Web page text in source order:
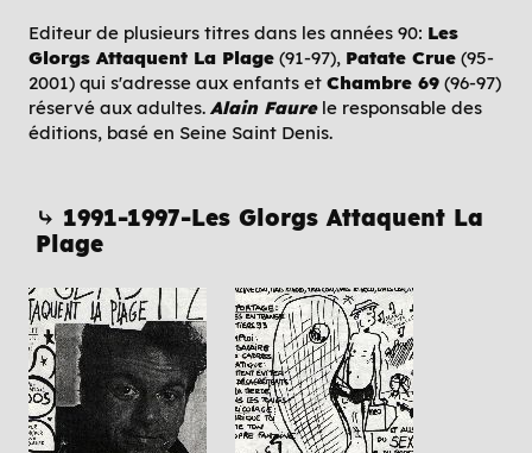
Editeur de plusieurs titres dans les années 90: Les
Glorgs Attaquent La Plage (91-97), Patate Crue (95-
2001) qui s'adresse aux enfants et Chambre 69 (96-97)
réservé aux adultes. Alain Faurele responsable des
éditions, basé en Seine Saint Denis.
⤷ 1991-1997-Les Glorgs Attaquent La
Plage